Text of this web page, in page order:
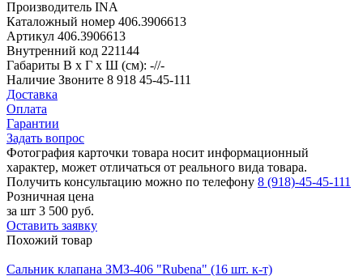
Производитель INA
Каталожный номер 406.3906613
Артикул 406.3906613
Внутренний код 221144
Габариты В х Г х Ш (см): -//-
Наличие Звоните 8 918 45-45-111
Доставка
Оплата
Гарантии
Задать вопрос
Фотография карточки товара носит информационный
характер, может отличаться от реального вида товара.
Получить консультацию можно по телефону 8 (918)-45-45-111
Розничная цена
за шт 3 500 руб.
Оставить заявку
Похожий товар
Сальник клапана ЗМЗ-406 "Rubena" (16 шт. к-т)